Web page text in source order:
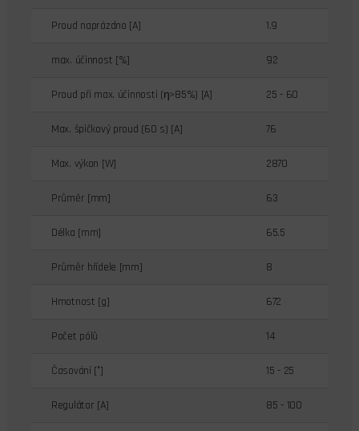
Proud naprázdno [A] 1.9
max. účinnost [%] 92
Proud při max. účinnosti (η>85%) [A] 25 - 60
Max. špičkový proud (60 s) [A] 76
Max. výkon [W] 2870
Průměr [mm] 63
Délka [mm] 65.5
Průměr hřídele [mm] 8
Hmotnost [g] 672
Počet pólů 14
Časování [°] 15 - 25
Regulátor [A] 85 - 100